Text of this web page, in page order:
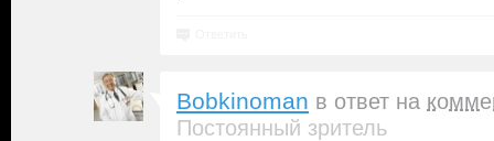
Bobkinoman в ответ на
Постоянный зритель